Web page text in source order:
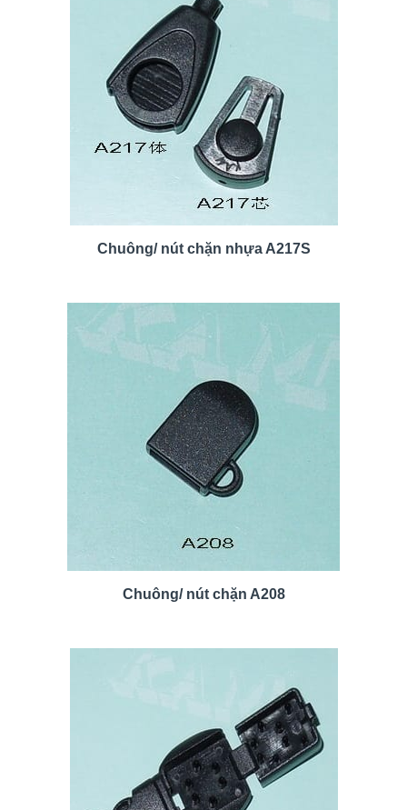
Chuông/ nút chặn nhựa A217S
Chuông/ nút chặn A208